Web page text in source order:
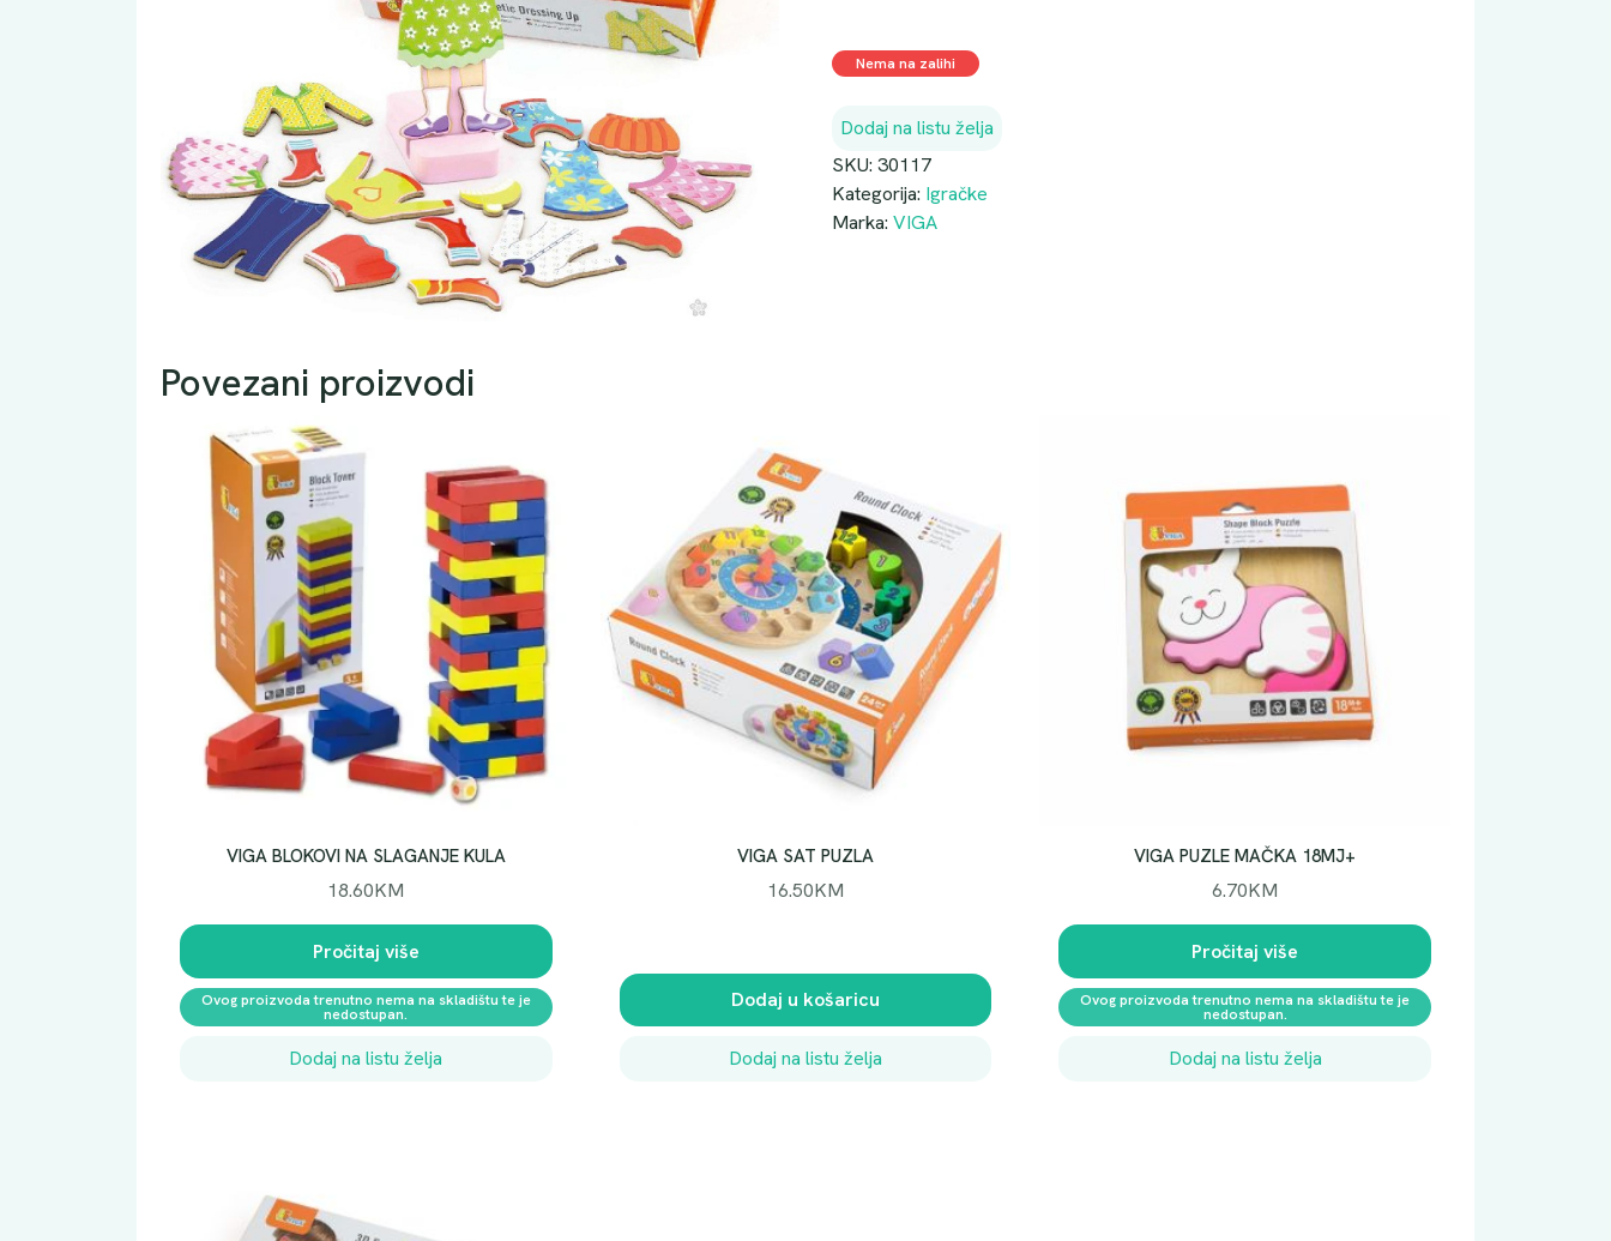
Nema na zalihi
Dodaj na listu želja
SKU: 30117
Kategorija: Igračke
Marka: VIGA
Povezani proizvodi
VIGA BLOKOVI NA SLAGANJE KULA
18.60KM
Pročitaj više
Ovog proizvoda trenutno nema na skladištu te je
nedostupan.
Dodaj na listu želja
VIGA SAT PUZLA
16.50KM
Dodaj u košaricu
Dodaj na listu želja
VIGA PUZLE MAČKA 18MJ+
6.70KM
Pročitaj više
Ovog proizvoda trenutno nema na skladištu te je
nedostupan.
Dodaj na listu želja